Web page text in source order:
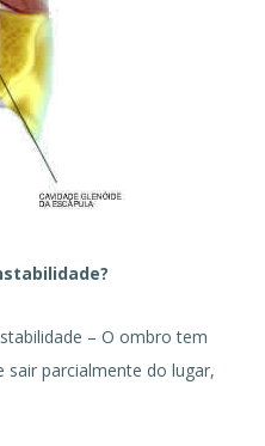
– O ombro tem
parcialmente do lugar,